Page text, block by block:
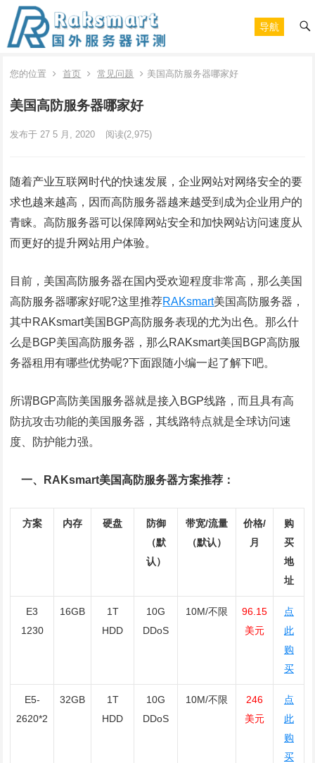
导航
您的位置 首页 常见问题 美国高防服务器哪家好
美国高防服务器哪家好
发布于 27 5 月, 2020 阅读(2,975)
随着产业互联网时代的快速发展，企业网站对网络安全的要
求也越来越高，因而高防服务器越来越受到成为企业用户的
青睐。高防服务器可以保障网站安全和加快网站访问速度从
而更好的提升网站用户体验。
目前，美国高防服务器在国内受欢迎程度非常高，那么美国
高防服务器哪家好呢?这里推荐RAKsmart美国高防服务器，
其中RAKsmart美国BGP高防服务表现的尤为出色。那么什
么是BGP美国高防服务器，那么RAKsmart美国BGP高防服
务器租用有哪些优势呢?下面跟随小编一起了解下吧。
所谓BGP高防美国服务器就是接入BGP线路，而且具有高
防抗攻击功能的美国服务器，其线路特点就是全球访问速
度、防护能力强。
一、RAKsmart美国高防服务器方案推荐：
方案 内存 硬盘
防御
（默
认）
带宽/流量
（默认）
价格/
月
购
买
地
址
E3
1230
16GB
1T
HDD
10G
DDoS
10M/不限
96.15
美元
点
此
购
买
E5-
2620*2
32GB
1T
HDD
10G
DDoS
10M/不限
246
美元
点
此
购
买